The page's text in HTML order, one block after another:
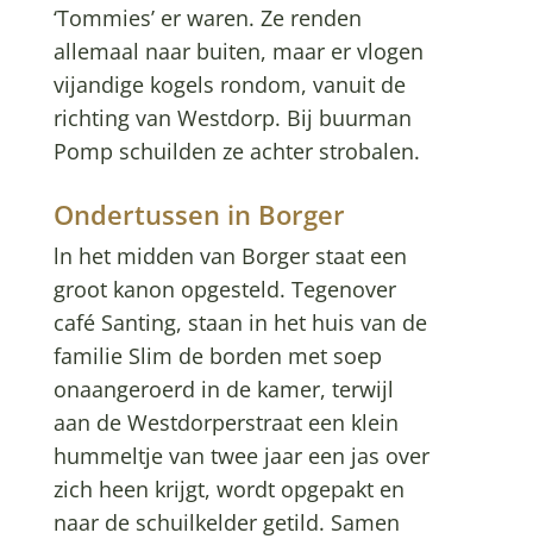
‘Tommies’ er waren. Ze renden
allemaal naar buiten, maar er vlogen
vijandige kogels rondom, vanuit de
richting van Westdorp. Bij buurman
Pomp schuilden ze achter strobalen.
Ondertussen in Borger
ln het midden van Borger staat een
groot kanon opgesteld. Tegenover
café Santing, staan in het huis van de
familie Slim de borden met soep
onaangeroerd in de kamer, terwijl
aan de Westdorperstraat een klein
hummeltje van twee jaar een jas over
zich heen krijgt, wordt opgepakt en
naar de schuilkelder getild. Samen